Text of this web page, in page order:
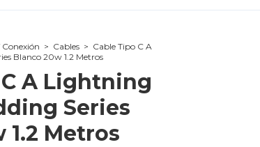
Conexión > Cables > Cable Tipo C A
Blanco 20w 1.2 Metros
A Lightning
Series
1.2 Metros